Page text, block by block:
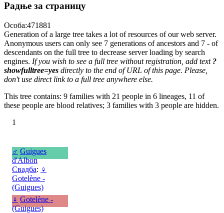
Радње за страницу
Особа:471881
Generation of a large tree takes a lot of resources of our web server.
Anonymous users can only see 7 generations of ancestors and 7 - of
descendants on the full tree to decrease server loading by search
engines. If you wish to see a full tree without registration, add text ?
showfulltree=yes directly to the end of URL of this page. Please,
don't use direct link to a full tree anywhere else.
This tree contains: 9 families with 21 people in 6 lineages, 11 of
these people are blood relatives; 3 families with 3 people are hidden.
1
♂ Guigues
d'Albon
Свадба: ♀
Gotelène -
(Guigues)
♀ Gotelène -
(Guigues)